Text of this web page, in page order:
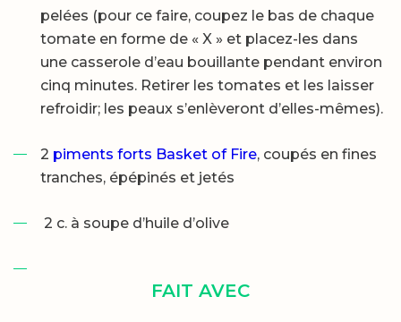
pelées (pour ce faire, coupez le bas de chaque
tomate en forme de « X » et placez-les dans
une casserole d’eau bouillante pendant environ
cinq minutes. Retirer les tomates et les laisser
refroidir; les peaux s’enlèveront d’elles-mêmes).
2 piments forts Basket of Fire, coupés en fines
tranches, épépinés et jetés
2 c. à soupe d’huile d’olive
FAIT AVEC